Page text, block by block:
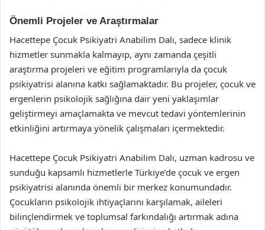
Önemli Projeler ve Araştırmalar
Hacettepe Çocuk Psikiyatri Anabilim Dalı, sadece klinik
hizmetler sunmakla kalmayıp, aynı zamanda çeşitli
araştırma projeleri ve eğitim programlarıyla da çocuk
psikiyatrisi alanına katkı sağlamaktadır. Bu projeler, çocuk ve
ergenlerin psikolojik sağlığına dair yeni yaklaşımlar
geliştirmeyi amaçlamakta ve mevcut tedavi yöntemlerinin
etkinliğini artırmaya yönelik çalışmaları içermektedir.
Hacettepe Çocuk Psikiyatri Anabilim Dalı, uzman kadrosu ve
sunduğu kapsamlı hizmetlerle Türkiye’de çocuk ve ergen
psikiyatrisi alanında önemli bir merkez konumundadır.
Çocukların psikolojik ihtiyaçlarını karşılamak, aileleri
bilinçlendirmek ve toplumsal farkındalığı artırmak adına